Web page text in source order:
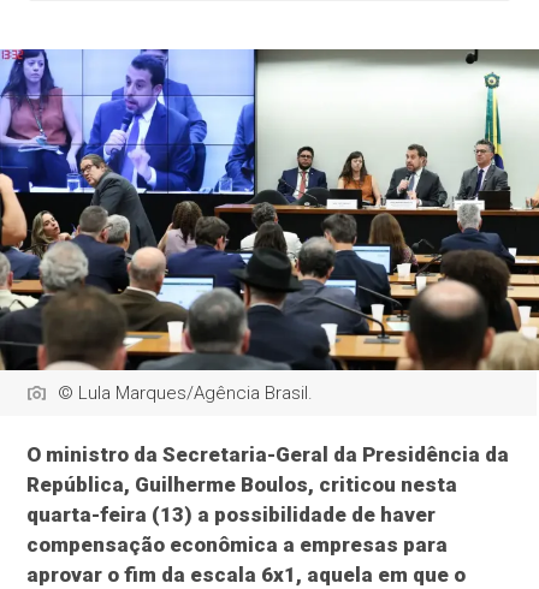
© Lula Marques/Agência Brasil.
O ministro da Secretaria-Geral da Presidência da
República, Guilherme Boulos, criticou nesta
quarta-feira (13) a possibilidade de haver
compensação econômica a empresas para
aprovar o fim da escala 6x1, aquela em que o